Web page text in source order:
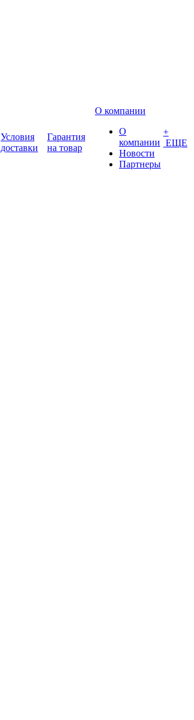
Условия
доставки
Гарантия
на товар
О компании
О
компании
Новости
Партнеры
+
ЕЩЕ